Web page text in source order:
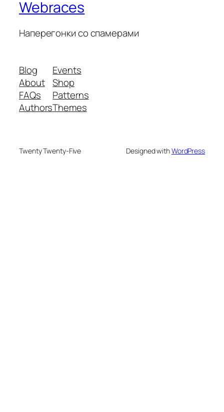
Webraces
Наперегонки со спамерами
Blog
About
FAQs
Authors
Events
Shop
Patterns
Themes
Twenty Twenty-Five Designed withWordPress